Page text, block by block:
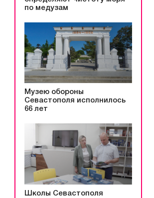
по медузам
Музею обороны
Севастополя исполнилось
66 лет
Школы Севастополя